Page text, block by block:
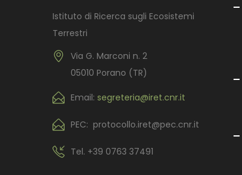
Istituto di Ricerca sugli Ecosistemi
Terrestri
Via G. Marconi n. 2
05010 Porano (TR)
Email: segreteria@iret.cnr.it
PEC: protocollo.iret@pec.cnr.it
Tel. +39 0763 37491